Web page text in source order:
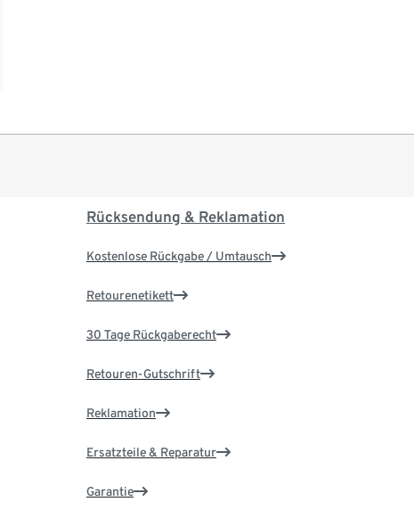
Rücksendung & Reklamation
Kostenlose Rückgabe / Umtausch
Retourenetikett
30 Tage Rückgaberecht
Retouren-Gutschrift
Reklamation
Ersatzteile & Reparatur
Garantie